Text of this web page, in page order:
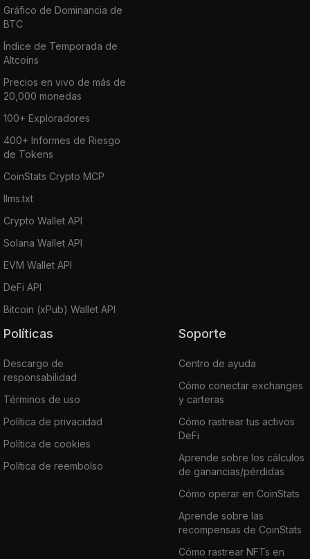
Gráfico de Dominancia de
BTC
Índice de Temporada de
Altcoins
Precios en vivo de más de
20,000 monedas
100+ Exploradores
400+ Informes de Riesgo
de Tokens
CoinStats Crypto MCP
llms.txt
Crypto Wallet API
Solana Wallet API
EVM Wallet API
DeFi API
Bitcoin (xPub) Wallet API
Políticas
Descargo de
responsabilidad
Términos de uso
Política de privacidad
Política de cookies
Política de reembolso
Soporte
Centro de ayuda
Cómo conectar exchanges
y carteras
Cómo rastrear tus activos
DeFi
Aprende sobre los cálculos
de ganancias/pérdidas
Cómo operar en CoinStats
Aprende sobre las
recompensas de CoinStats
Cómo rastrear NFTs en